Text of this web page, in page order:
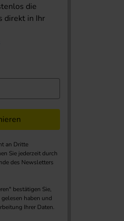
die
direkt in Ihr
an Dritte
Sie jederzeit durch
des Newsletters
bestätigen Sie,
gelesen haben und
Ihrer Daten.